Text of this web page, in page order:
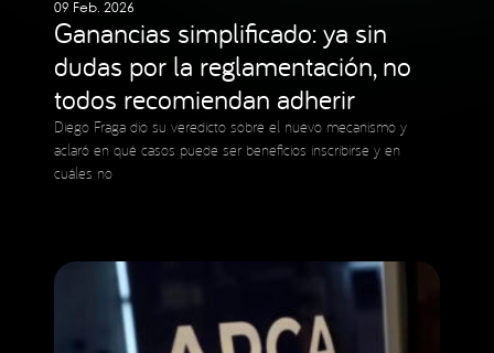
09 Feb. 2026
Ganancias simplificado: ya sin
dudas por la reglamentación, no
todos recomiendan adherir
Diego Fraga dio su veredicto sobre el nuevo mecanismo y
aclaró en qué casos puede ser beneficios inscribirse y en
cuáles no